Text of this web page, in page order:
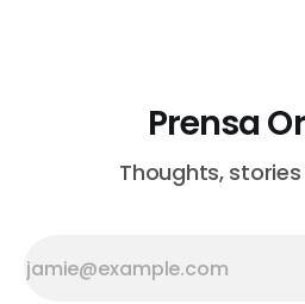
Prensa
Thoughts,